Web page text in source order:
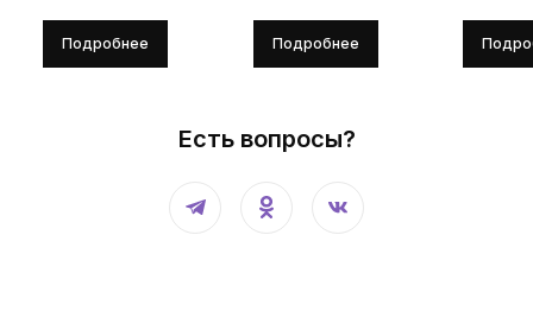
Подробнее Подробнее
Есть вопросы?